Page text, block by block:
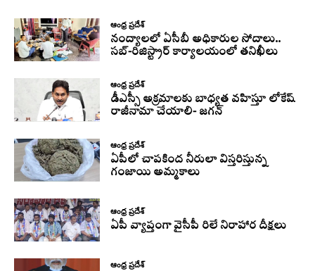
ఆంధ్ర ప్రదేశ్
నంద్యాలలో ఏసీబీ అధికారుల సోదాలు..
సబ్-రిజిస్ట్రార్ కార్యాలయంలో తనిఖీలు
ఆంధ్ర ప్రదేశ్
డీఎస్సీ అక్రమాలకు బాధ్యత వహిస్తూ లోకేష్‌
రాజీనామా చేయాలి- జగన్
ఆంధ్ర ప్రదేశ్
ఏపీలో చాపకింద నీరులా విస్తరిస్తున్న
గంజాయి అమ్మకాలు
ఆంధ్ర ప్రదేశ్
ఏపీ వ్యాప్తంగా వైసీపీ రిలే నిరాహార దీక్షలు
ఆంధ్ర ప్రదేశ్